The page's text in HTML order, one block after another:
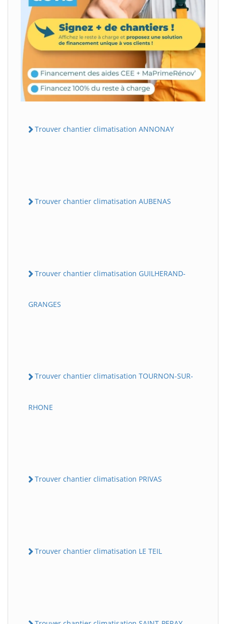
Trouver chantier climatisation ANNONAY
Trouver chantier climatisation AUBENAS
Trouver chantier climatisation GUILHERAND-
GRANGES
Trouver chantier climatisation TOURNON-SUR-
RHONE
Trouver chantier climatisation PRIVAS
Trouver chantier climatisation LE TEIL